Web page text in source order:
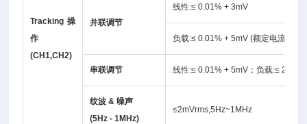
Tracking操
作
(CH1,CH2)
并联调节
线性:≤ 0.01% + 3mV
负载:≤ 0.01% + 5mV (额定电流 ≤
串联调节 线性:≤ 0.01% + 5mV；负载:≤
纹波 &噪声
(5Hz - 1MHz)
≤2mVrms,5Hz~1MHz